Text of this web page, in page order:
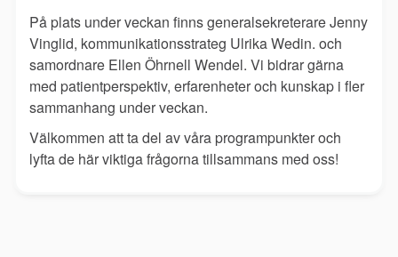
På plats under veckan finns generalsekreterare Jenny
Vinglid, kommunikationsstrateg Ulrika Wedin. och
samordnare Ellen Öhrnell Wendel. Vi bidrar gärna
med patientperspektiv, erfarenheter och kunskap i fler
sammanhang under veckan.
Välkommen att ta del av våra programpunkter och
lyfta de här viktiga frågorna tillsammans med oss!